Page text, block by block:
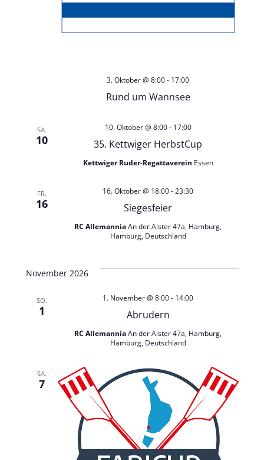
c
n
,
N
a
i
g
a
i
o
n
Rund um Wannsee
3. Oktober @ 8:00- 17:00
SA.
10 35. Kettwiger HerbstCup
10. Oktober @ 8:00- 17:00
Kettwiger Ruder-Regattaverein Essen
FR.
16 Siegesfeier
16. Oktober @ 18:00-23:30
RC AllemanniaAn der Alster 47a, Hamburg,
Hamburg, Deutschland
November 2026
SO.
1 Abrudern
1. November @ 8:00- 14:00
RC AllemanniaAn der Alster 47a, Hamburg,
Hamburg, Deutschland
SA.
7